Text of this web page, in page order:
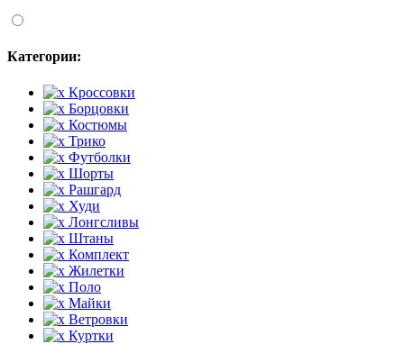
Категории:
Кроссовки
Борцовки
Костюмы
Трико
Футболки
Шорты
Рашгард
Худи
Лонгсливы
Штаны
Комплект
Жилетки
Поло
Майки
Ветровки
Куртки